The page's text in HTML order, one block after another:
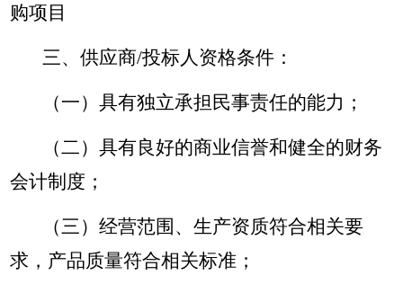
购项目
三、供应商/投标人资格条件：
（一）具有独立承担民事责任的能力；
（二）具有良好的商业信誉和健全的财务
会计制度；
（三）经营范围、生产资质符合相关要
求，产品质量符合相关标准；